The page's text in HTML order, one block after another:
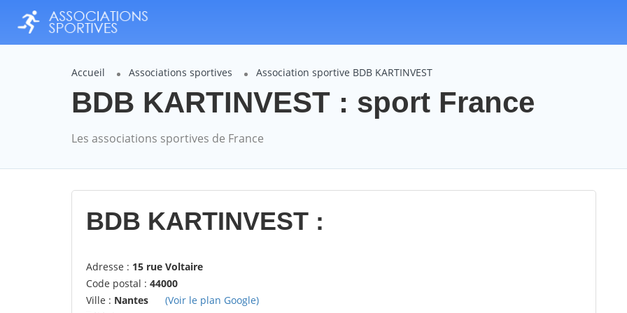
Accueil Associations sportives Association sportive BDB KARTINVEST
BDB KARTINVEST : sport France
Les associations sportives de France
BDB KARTINVEST :
Adresse : 15 rue Voltaire
Code postal : 44000
Ville : Nantes
(Voir le plan Google)